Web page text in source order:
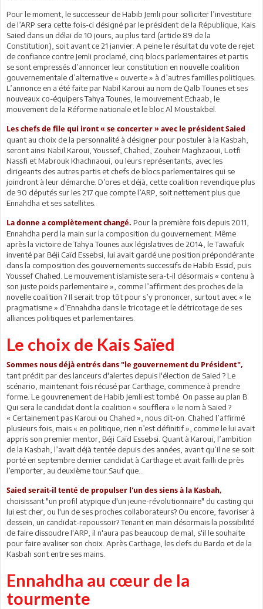
Pour le moment, le successeur de Habib Jemli pour solliciter l’investiture
de l’ARP sera cette fois-ci désigné par le président de la République, Kais
Saied dans un délai de 10 jours, au plus tard (article 89 de la
Constitution), soit avant ce 21 janvier. A peine le résultat du vote de rejet
de confiance contre Jemli proclamé, cinq blocs parlementaires et partis
se sont empressés d’annoncer leur constitution en nouvelle coalition
gouvernementale d’alternative « ouverte » à d’autres familles politiques.
L’annonce en a été faite par Nabil Karoui au nom de Qalb Tounes et ses
nouveaux co-équipers Tahya Tounes, le mouvement Echaab, le
mouvement de la Réforme nationale et le bloc Al Moustakbel.
Les chefs de file qui iront « se concerter » avec le président Saied
quant au choix de la personnalité à désigner pour postuler à la Kasbah,
seront ainsi Nabil Karoui, Youssef, Chahed, Zouheir Maghzaoui, Lotfi
Nassfi et Mabrouk Khachnaoui, ou leurs représentants, avec les
dirigeants des autres partis et chefs de blocs parlementaires qui se
joindront à leur démarche. D’ores et déjà, cette coalition revendique plus
de 90 députés sur les 217 que compte l’ARP, soit nettement plus que
Ennahdha et ses satellites.
La donne a complètement changé. Pour la première fois depuis 2011,
Ennahdha perd la main sur la composition du gouvernement. Même
après la victoire de Tahya Tounes aux législatives de 2014, le Tawafuk
inventé par Béji Caïd Essebsi, lui avait gardé une position prépondérante
dans la composition des gouvernements successifs de Habib Essid, puis
Youssef Chahed. Le mouvement islamiste sera-t-il désormais « contenu à
son juste poids parlementaire », comme l’affirment des proches de la
novelle coalition ? Il serait trop tôt pour s’y prononcer, surtout avec « le
pragmatisme » d’Ennahdha dans le tricotage et le détricotage de ses
alliances politiques et parlementaires.
Le choix de Kais Saïed
Sommes nous déjà entrés dans "le gouvernement du Président",
tant prédit par des lanceurs d'alertes depuis l'élection de Saied ? Le
scénario, maintenant fois récusé par Carthage, commence à prendre
forme. Le gouvrenement de Habib Jemli est tombé. On passe au plan B.
Qui sera le candidat dont la coalition « soufflera » le nom à Saied ?
« Certainement pas Karoui ou Chahed », nous dit-on. Chahed l’affirmé
plusieurs fois, mais « en politique, rien n’est définitif », comme le lui avait
appris son premier mentor, Béji Caïd Essebsi. Quant à Karoui, l’ambition
de la Kasbah, l’avait déjà tentée depuis des années, avant qu’il ne se soit
porté en septembre dernier candidat à Carthage et avait failli de près
l’emporter, au deuxième tour.Sauf que...
Saied serait-il tenté de propulser l'un des siens à la Kasbah,
choisissant "un profil atypique d'un jeune-révolutionnaire" du casting qui
lui est cher, ou l'un de ses proches collaborateurs? Ou encore, favoriser à
dessein, un candidat-repoussoir? Tenant en main désormais la possibilité
de faire dissoudre l'ARP, il n'aura pas beaucoup de mal, s'il le souhaite
pour faire avaliser son choix. Après Carthage, les clefs du Bardo et de la
Kasbah sont entre ses mains.
Ennahdha au cœur de la
tourmente